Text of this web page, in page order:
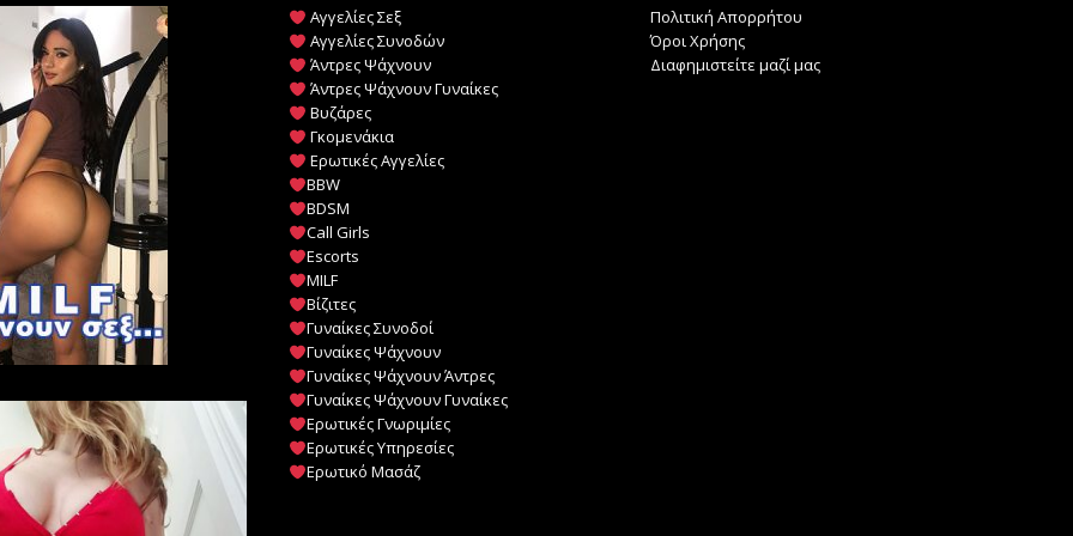
Αγγελίες Σεξ
Αγγελίες Συνοδών
Άντρες Ψάχνουν
Άντρες Ψάχνουν Γυναίκες
Βυζάρες
Γκομενάκια
Ερωτικές Αγγελίες
BBW
BDSM
Call Girls
Escorts
MILF
️Βίζιτες
Γυναίκες Συνοδοί
Γυναίκες Ψάχνουν
Γυναίκες Ψάχνουν Άντρες
Γυναίκες Ψάχνουν Γυναίκες
Ερωτικές Γνωριμίες
Ερωτικές Υπηρεσίες
Ερωτικό Μασάζ
Πολιτική Απορρήτου
Όροι Χρήσης
Διαφημιστείτε μαζί μας